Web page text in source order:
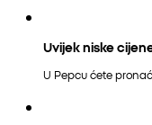
Uvijek niske
U Pepcu ćete